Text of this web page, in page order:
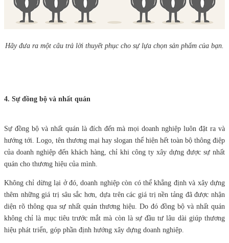
Hãy đưa ra một câu trả lời thuyết phục cho sự lựa chọn sản phẩm của bạn.
4. Sự đồng bộ và nhất quán
Sự đồng bộ và nhất quán là đích đến mà mọi doanh nghiệp luôn đặt ra và
hướng tới. Logo, tên thương mại hay slogan thể hiện hết toàn bộ thông điệp
của doanh nghiệp đến khách hàng, chỉ khi công ty xây dựng được sự nhất
quán cho thương hiệu của mình.
Không chỉ dừng lại ở đó, doanh nghiệp còn có thể khẳng định và xây dựng
thêm những giá trị sâu sắc hơn, dựa trên các giá trị nền tảng đã được nhận
diện rõ thông qua sự nhất quán thương hiệu. Do đó đồng bộ và nhất quán
không chỉ là mục tiêu trước mắt mà còn là sự đầu tư lâu dài giúp thương
hiệu phát triển, góp phần định hướng xây dựng doanh nghiệp.